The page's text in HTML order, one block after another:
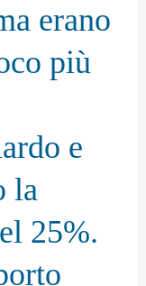
erano
più
e
la
25%.